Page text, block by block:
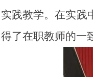
实践教学。在实践
得了在职教师的一